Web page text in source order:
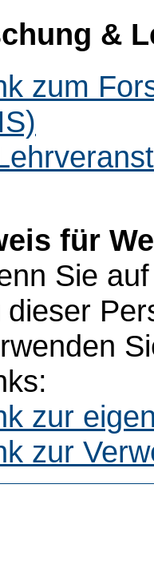
&
zum
für
Sie
dieser
zur
zur